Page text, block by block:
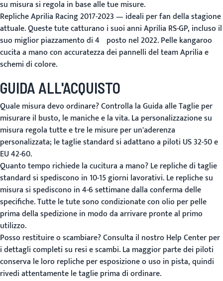
su misura si regola in base alle tue misure.
Repliche Aprilia Racing 2017-2023— ideali per fan della stagione
attuale. Queste tute catturano i suoi anni Aprilia RS-GP, incluso il
suo miglior piazzamento di 4º posto nel 2022. Pelle kangaroo
cucita a mano con accuratezza dei pannelli del team Aprilia e
schemi di colore.
GUIDA ALL'ACQUISTO
Quale misura devo ordinare?Controlla laGuida alle Taglieper
misurare il busto, le maniche e la vita. La personalizzazione su
misura regola tutte e tre le misure per un'aderenza
personalizzata; le taglie standard si adattano a piloti US 32-50 e
EU 42-60.
Quanto tempo richiede la cucitura a mano?Le repliche di taglie
standard si spediscono in 10-15 giorni lavorativi. Le repliche su
misura si spediscono in 4-6 settimane dalla conferma delle
specifiche. Tutte le tute sono condizionate con olio per pelle
prima della spedizione in modo da arrivare pronte al primo
utilizzo.
Posso restituire o scambiare?Consulta il nostro Help Centerper
i dettagli completi su resi e scambi. La maggior parte dei piloti
conserva le loro repliche per esposizione o uso in pista, quindi
rivedi attentamente le taglie prima di ordinare.